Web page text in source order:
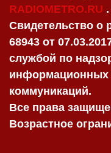
RADIOMETRO.RU .
Свидетельство о
68943 от
службой по
информационных
коммуникаций.
Все права
Возрастное